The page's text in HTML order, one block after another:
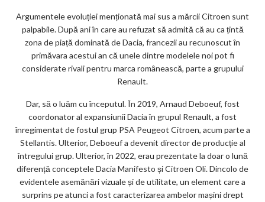
Argumentele evoluției menționată mai sus a mărcii Citroen sunt
palpabile. După ani în care au refuzat să admită că au ca țintă
zona de piață dominată de Dacia, francezii au recunoscut în
primăvara acestui an că unele dintre modelele noi pot fi
considerate rivali pentru marca românească, parte a grupului
Renault.
Dar, să o luăm cu începutul. În 2019, Arnaud Deboeuf, fost
coordonator al expansiunii Dacia în grupul Renault, a fost
înregimentat de fostul grup PSA Peugeot Citroen, acum parte a
Stellantis. Ulterior, Deboeuf a devenit director de producție al
întregului grup. Ulterior, în 2022, erau prezentate la doar o lună
diferență conceptele Dacia Manifesto și Citroen Oli. Dincolo de
evidentele asemănări vizuale și de utilitate, un element care a
surprins pe atunci a fost caracterizarea ambelor mașini drept